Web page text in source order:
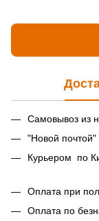
Самовывоз из
"Новой
Курьером по
Оплата при
Оплата по